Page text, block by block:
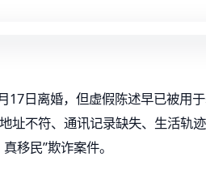
17日离婚，但虚假陈述早已被用
址不符、通讯记录缺失、生活轨
移民”欺诈案件。